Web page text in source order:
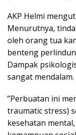
​AKP Helmi
Menurutnya,
oleh orang tua
benteng
Dampak
sangat mendalam.
​”Perbuatan ini
traumatic stress)
kesehatan